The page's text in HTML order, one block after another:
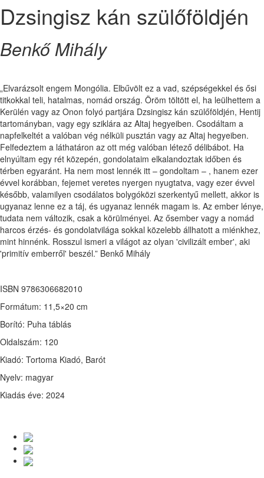
Dzsingisz kán szülőföldjén
Benkő Mihály
„Elvarázsolt engem Mongólia. Elbűvölt ez a vad, szépségekkel és ősi
titkokkal teli, hatalmas, nomád ország. Öröm töltött el, ha leülhettem a
Kerülén vagy az Onon folyó partjára Dzsingisz kán szülőföldjén, Hentij
tartományban, vagy egy sziklára az Altaj hegyeiben. Csodáltam a
napfelkeltét a valóban vég nélküli pusztán vagy az Altaj hegyeiben.
Felfedeztem a láthatáron az ott még valóban létező délibábot. Ha
elnyúltam egy rét közepén, gondolataim elkalandoztak időben és
térben egyaránt. Ha nem most lennék itt – gondoltam – , hanem ezer
évvel korábban, fejemet veretes nyergen nyugtatva, vagy ezer évvel
később, valamilyen csodálatos bolygóközi szerkentyű mellett, akkor is
ugyanaz lenne ez a táj, és ugyanaz lennék magam is. Az ember lénye,
tudata nem változik, csak a körülményei. Az ősember vagy a nomád
harcos érzés- és gondolatvilága sokkal közelebb állhatott a miénkhez,
mint hinnénk. Rosszul ismeri a világot az olyan 'civilizált ember', aki
'primitív emberről' beszél.” Benkő Mihály
ISBN 9786306682010
Formátum: 11,5×20 cm
Borító: Puha táblás
Oldalszám: 120
Kiadó: Tortoma Kiadó, Barót
Nyelv: magyar
Kiadás éve: 2024